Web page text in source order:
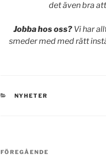
det även bra
Jobba hos oss? Vi har
smeder med med rätt
KATEGORIER
NYHETER
Inläggsnavigering
Föregående
FÖREGÅENDE